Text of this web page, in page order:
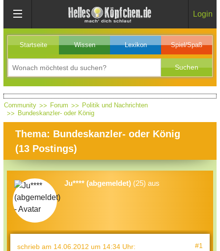
Login
Startseite Wissen Lexikon Spiel/Spaß
Community Forum
Politik und Nachrichten
Bundeskanzler- oder König
Thema: Bundeskanzler- oder König
(13 Postings)
Ju**** (abgemeldet) (25) aus
schrieb am 14.06.2012 um 14:34 Uhr: #1